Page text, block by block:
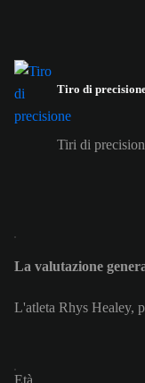
Tiro di
Tiri di
La valutazione
L'atleta Rhys Healey,
Età